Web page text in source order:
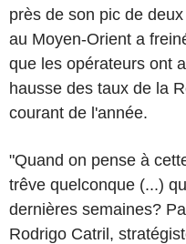
près de son pic de
au Moyen-Orient a
que les opérateurs ont
hausse des taux de la
courant de l'année.
"Quand on pense à
trêve quelconque (...)
dernières semaines?
Rodrigo Catril,